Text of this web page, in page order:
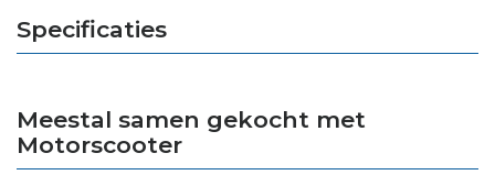
Specificaties
Meestal samen gekocht met
Motorscooter